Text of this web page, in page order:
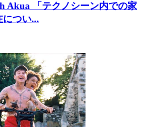
Akua 「テクノシーン内での家
つい...